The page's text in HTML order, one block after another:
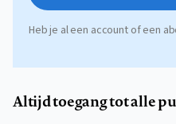
Heb je al een account of een
Altijd toegang tot alle